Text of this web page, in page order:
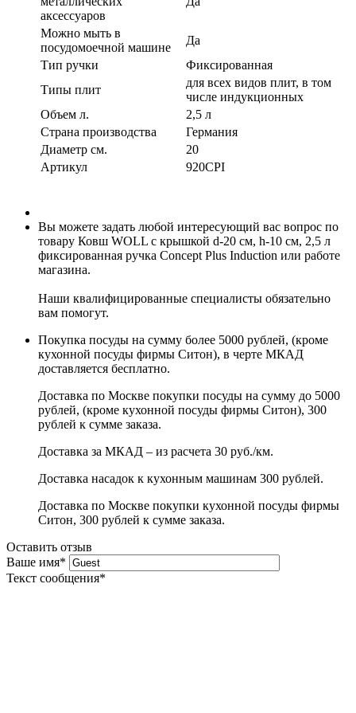
аксессуаров
Можно мыть в
посудомоечной машине
Да
Тип ручки
Фиксированная
Типы плит
для всех видов плит, в том
числе индукционных
Объем л.
2,5 л
Страна производства
Германия
Диаметр см.
20
Артикул
920CPI
Вы можете задать любой интересующий вас вопрос по
товару Ковш WOLL с крышкой d-20 см, h-10 см, 2,5 л
фиксированная ручка Concept Plus Induction или работе
магазина.
Наши квалифицированные специалисты обязательно
вам помогут.
Покупка посуды на сумму более 5000 рублей, (кроме
кухонной посуды фирмы Ситон), в черте МКАД
доставляется бесплатно.
Доставка по Москве покупки посуды на сумму до 5000
рублей, (кроме кухонной посуды фирмы Ситон), 300
рублей к сумме заказа.
Доставка за МКАД – из расчета 30 руб./км.
Доставка насадок к кухонным машинам 300 рублей.
Доставка по Москве покупки кухонной посуды фирмы
Ситон, 300 рублей к сумме заказа.
Оставить отзыв
Ваше имя*
Текст сообщения*